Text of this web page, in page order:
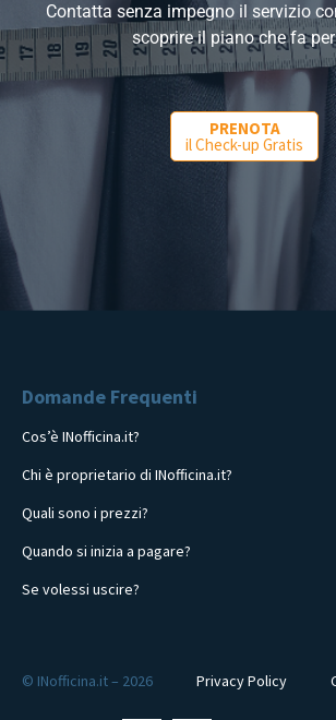
Contatta senza impegno il servizio
scoprire il piano che fa
PRENOTA
il Check-up Gratis
Domande Frequenti
Cos’è INofficina.it?
Chi è proprietario di INofficina.it?
Quali sono i prezzi?
Quando si inizia a pagare?
Se volessi uscire?
© INofficina.it – 2026 Privacy Policy